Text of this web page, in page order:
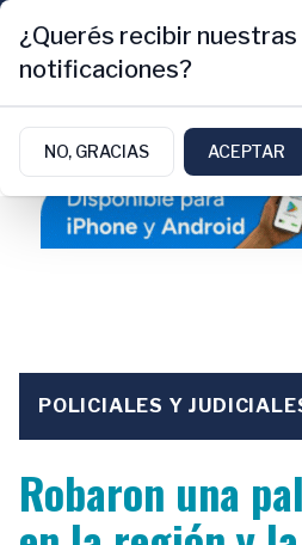
POLICIALES Y
Robaron una
¿Querés recibir nuestras
notificaciones?
NO, GRACIAS ACEPTAR